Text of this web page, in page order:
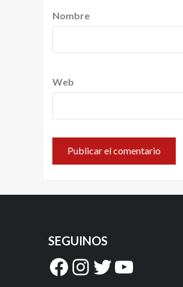
Nombre
Web
SEGUINOS
Facebook
Instagram
Twitter
YouTube